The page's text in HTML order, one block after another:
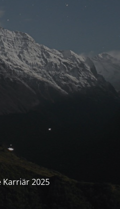
2025